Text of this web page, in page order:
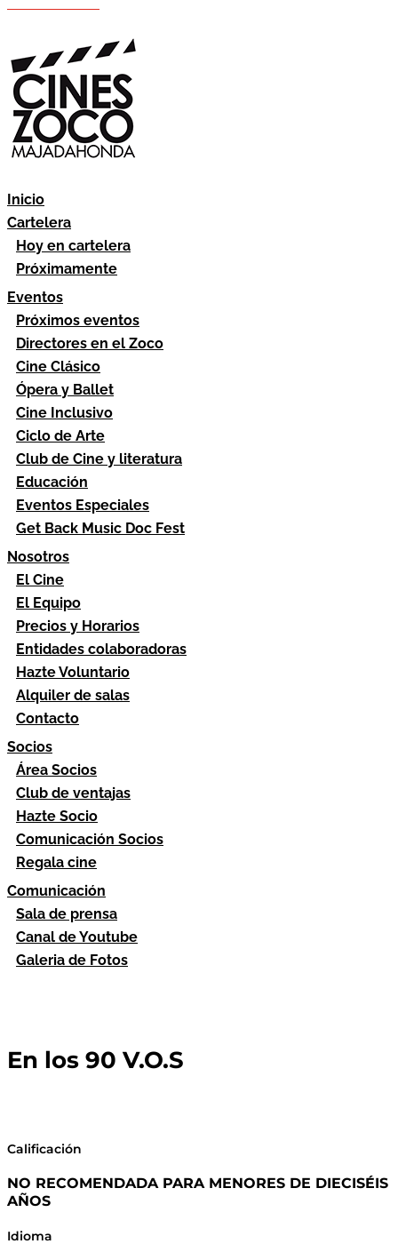
Inicio
Cartelera
Hoy en cartelera
Próximamente
Eventos
Próximos eventos
Directores en el Zoco
Cine Clásico
Ópera y Ballet
Cine Inclusivo
Ciclo de Arte
Club de Cine y literatura
Educación
Eventos Especiales
Get Back Music Doc Fest
Nosotros
El Cine
El Equipo
Precios y Horarios
Entidades colaboradoras
Hazte Voluntario
Alquiler de salas
Contacto
Socios
Área Socios
Club de ventajas
Hazte Socio
Comunicación Socios
Regala cine
Comunicación
Sala de prensa
Canal de Youtube
Galeria de Fotos
En los 90 V.O.S
Calificación
NO RECOMENDADA PARA MENORES DE DIECISÉIS
AÑOS
Idioma